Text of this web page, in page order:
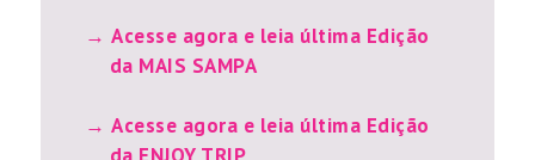
Acesse agora e leia última Edição
da MAIS SAMPA
Acesse agora e leia última Edição